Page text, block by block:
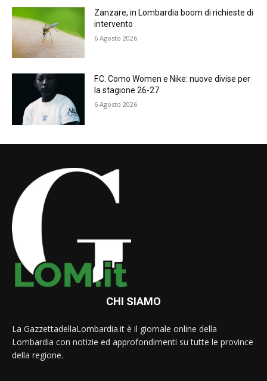
Zanzare, in Lombardia boom di richieste di
intervento
6 Agosto 2026
F.C. Como Women e Nike: nuove divise per
la stagione 26-27
6 Agosto 2026
CHI SIAMO
La GazzettadellaLombardia.it è il giornale online della
Lombardia con notizie ed approfondimenti su tutte le province
della regione.